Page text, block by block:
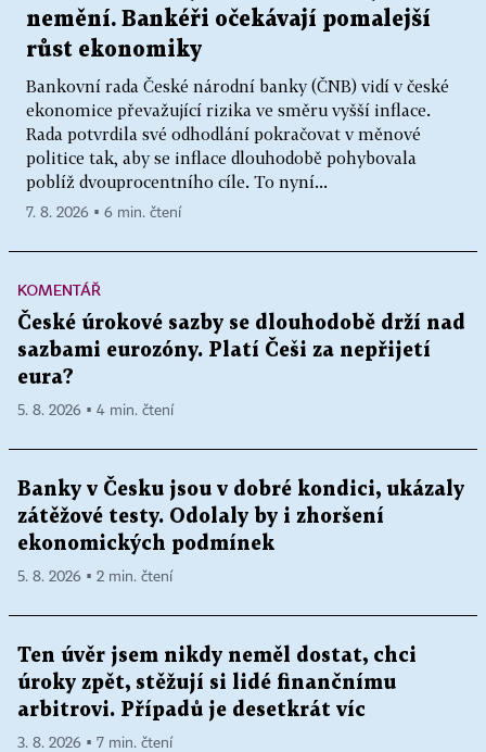
nemění. Bankéři očekávají pomalejší
růst ekonomiky
Bankovní rada České národní banky (ČNB) vidí v české
ekonomice převažující rizika ve směru vyšší inflace.
Rada potvrdila své odhodlání pokračovat v měnové
politice tak, aby se inflace dlouhodobě pohybovala
poblíž dvouprocentního cíle. To nyní...
7. 8. 2026 ▪ 6 min. čtení
KOMENTÁŘ
České úrokové sazby se dlouhodobě drží nad
sazbami eurozóny. Platí Češi za nepřijetí
eura?
5. 8. 2026 ▪ 4 min. čtení
Banky v Česku jsou v dobré kondici, ukázaly
zátěžové testy. Odolaly by i zhoršení
ekonomických podmínek
5. 8. 2026 ▪ 2 min. čtení
Ten úvěr jsem nikdy neměl dostat, chci
úroky zpět, stěžují si lidé finančnímu
arbitrovi. Případů je desetkrát víc
3. 8. 2026 ▪ 7 min. čtení